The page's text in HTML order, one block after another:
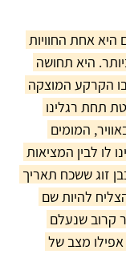
אחת החוויות
היא תחושה
הקרקע המוצקה
תחת רגלינו
המומים
לו לבין המציאות
זוג ששכח תאריך
להיות שם
קרוב שנעלם
אפילו מצב של